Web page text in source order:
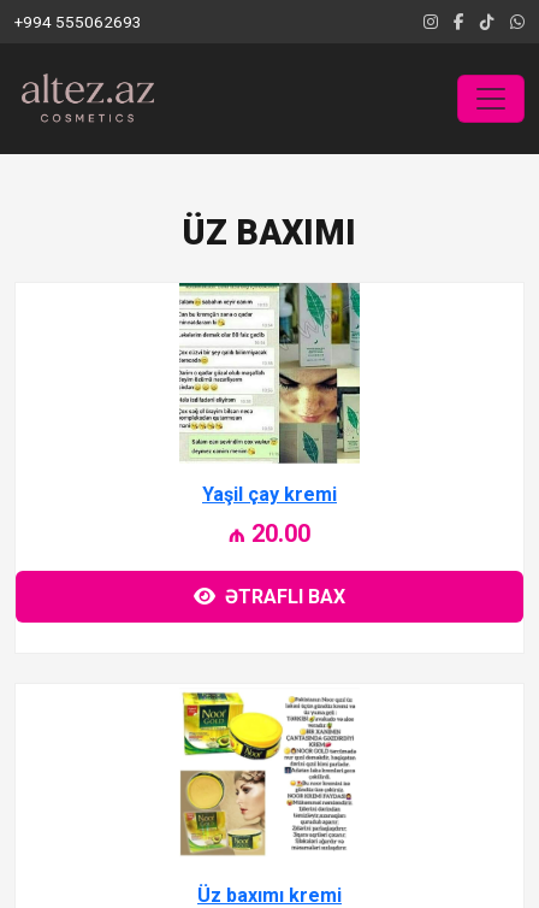
+994 555062693
ÜZ BAXIMI
Yaşil çay kremi
₼ 20.00
ƏTRAFLI BAX
Üz baxımı kremi